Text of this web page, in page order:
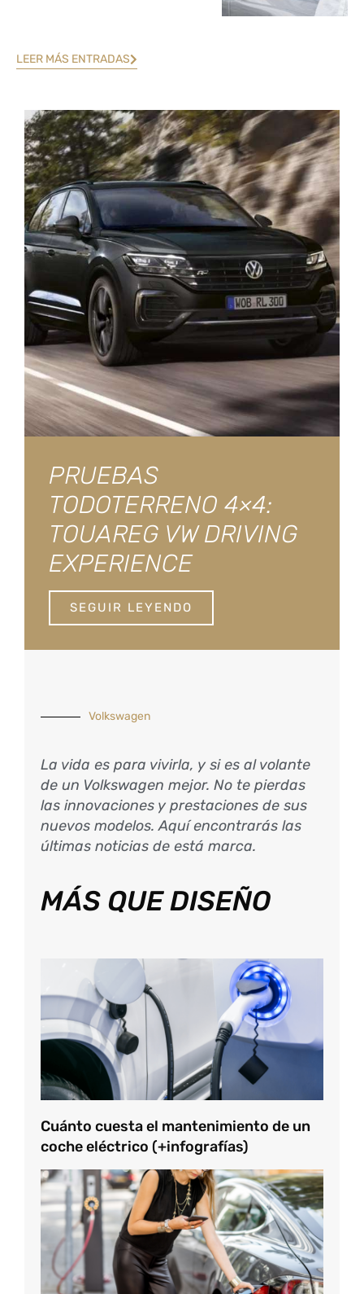
LEER MÁS ENTRADAS
PRUEBAS
TODOTERRENO 4×4:
TOUAREG VW DRIVING
EXPERIENCE
SEGUIR LEYENDO
Volkswagen
La vida es para vivirla, y si es al volante
de un Volkswagen mejor. No te pierdas
las innovaciones y prestaciones de sus
nuevos modelos. Aquí encontrarás las
últimas noticias de está marca.
MÁS QUE DISEÑO
Cuánto cuesta el mantenimiento de un
coche eléctrico (+infografías)